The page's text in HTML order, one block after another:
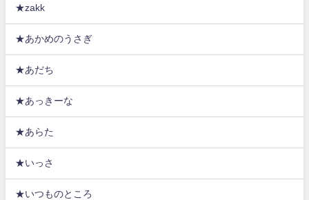
★zakk
★あかめのうさぎ
★あだち
★あっきーな
★あらた
★いっさ
★いつものところ